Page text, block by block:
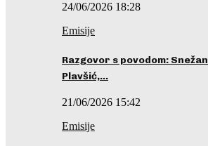
24/06/2026 18:28
Emisije
Razgovor s povodom:
Plavšić,…
21/06/2026 15:42
Emisije